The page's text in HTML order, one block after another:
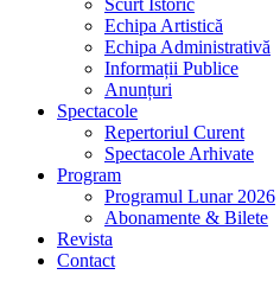
Scurt Istoric
Echipa Artistică
Echipa Administrativă
Informații Publice
Anunțuri
Spectacole
Repertoriul Curent
Spectacole Arhivate
Program
Programul Lunar 2026
Abonamente & Bilete
Revista
Contact